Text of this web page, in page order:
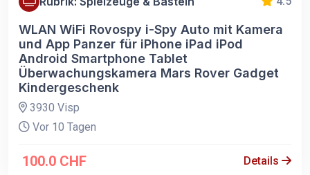
WLAN WiFi Rovospy i-Spy Auto mit Kamera
und App Panzer für iPhone iPad iPod
Android Smartphone Tablet
Überwachungskamera Mars Rover Gadget
Kindergeschenk
3930 Visp
Vor 10 Tagen
100.0 CHF Details